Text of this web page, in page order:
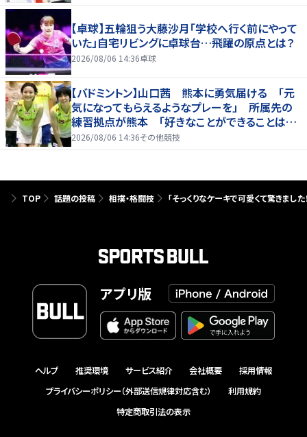
【卓球】五輪狙う大藤沙月「学校へ行く前にやって
いた」自宅リビングに卓球台…飛躍の原点とは？
2026/08/06 14:36卓球
【バドミントン】山口茜 熊本に勇気届ける 「元
気になってもらえるようなプレーを」 所属先の
練習拠点が熊本 「好きなことができることは当
たり前じゃない」
2026/08/06 14:36その他競技
TOP 話題の投稿 相撲・格闘技 「そっくりなケーキで可愛くて驚きまし
アプリ版
ヘルプ 推奨環境 サービス紹介 会社概要
採用情報
プライバシーポリシー（外部送信規律対応含む）
利用規約
特定商取引法の表示